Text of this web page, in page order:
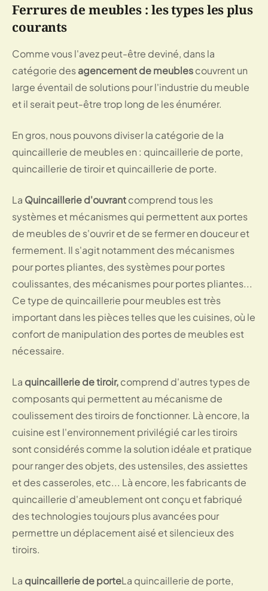
Ferrures de meubles : les types les plus
courants
Comme vous l'avez peut-être deviné, dans la
catégorie desagencement de meublescouvrent un
large éventail de solutions pour l'industrie du meuble
et il serait peut-être trop long de les énumérer.
En gros, nous pouvons diviser la catégorie de la
quincaillerie de meubles en : quincaillerie de porte,
quincaillerie de tiroir et quincaillerie de porte.
La Quincaillerie d'ouvrantcomprend tous les
systèmes et mécanismes qui permettent aux portes
de meubles de s'ouvrir et de se fermer en douceur et
fermement. Il s'agit notamment des mécanismes
pour portes pliantes, des systèmes pour portes
coulissantes, des mécanismes pour portes pliantes...
Ce type de quincaillerie pour meubles est très
important dans les pièces telles que les cuisines, où le
confort de manipulation des portes de meubles est
nécessaire.
La quincaillerie de tiroir,comprend d'autres types de
composants qui permettent au mécanisme de
coulissement des tiroirs de fonctionner. Là encore, la
cuisine est l'environnement privilégié car les tiroirs
sont considérés comme la solution idéale et pratique
pour ranger des objets, des ustensiles, des assiettes
et des casseroles, etc... Là encore, les fabricants de
quincaillerie d'ameublement ont conçu et fabriqué
des technologies toujours plus avancées pour
permettre un déplacement aisé et silencieux des
tiroirs.
La quincaillerie de porteLa quincaillerie de porte,